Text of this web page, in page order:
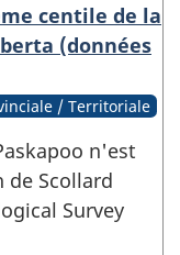
centile de la
(données
/ Territoriale
n'est
Scollard
Survey